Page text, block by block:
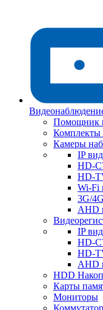
Помощник
Комплекты
Камеры
IP
HD-
HD-
Wi-Fi
3G/
AHD
IP
HD-
HD-
AHD
HDD
Карты
Мониторы